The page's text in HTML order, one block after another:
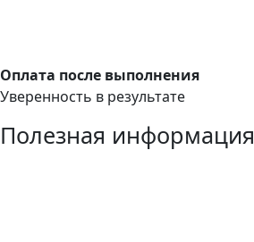
Оплата после выполнения
Уверенность в результате
Полезная информация